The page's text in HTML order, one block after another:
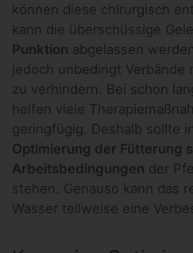
können diese chirurgisch
kann die überschüssige
Punktion abgelassen
jedoch unbedingt Verbände
zu verhindern. Bei schon
helfen viele
geringfügig. Deshalb sollte
Optimierung der Fütterung
Arbeitsbedingungen der
stehen. Genauso kann das
Wasser teilweise eine